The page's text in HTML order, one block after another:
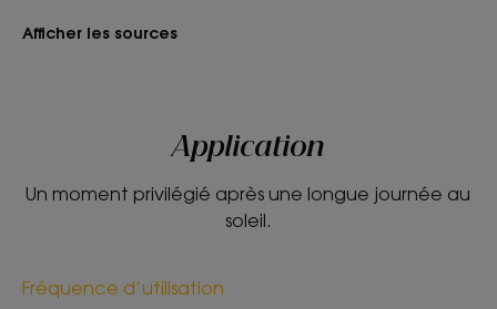
Afficher les sources
Application
Un moment privilégié après une longue journée au
soleil.
Fréquence d’utilisation